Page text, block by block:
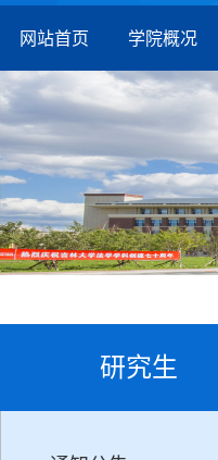
网站首页 学院概况
研究生